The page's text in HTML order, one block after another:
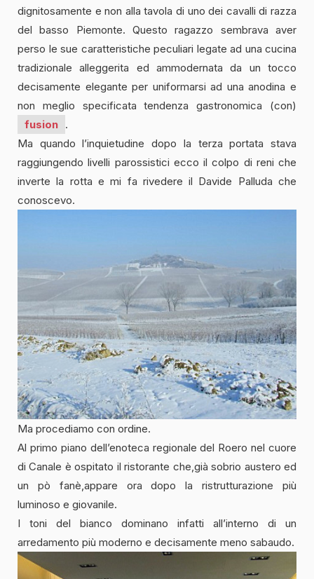
dignitosamente e non alla tavola di uno dei cavalli di razza
del basso Piemonte. Questo ragazzo sembrava aver
perso le sue caratteristiche peculiari legate ad una cucina
tradizionale alleggerita ed ammodernata da un tocco
decisamente elegante per uniformarsi ad una anodina e
non meglio specificata tendenza gastronomica (con)
fusion .
Ma quando l’inquietudine dopo la terza portata stava
raggiungendo livelli parossistici ecco il colpo di reni che
inverte la rotta e mi fa rivedere il Davide Palluda che
conoscevo.
Ma procediamo con ordine.
Al primo piano dell’enoteca regionale del Roero nel cuore
di Canale è ospitato il ristorante che,già sobrio austero ed
un pò fanè,appare ora dopo la ristrutturazione più
luminoso e giovanile.
I toni del bianco dominano infatti all’interno di un
arredamento più moderno e decisamente meno sabaudo.